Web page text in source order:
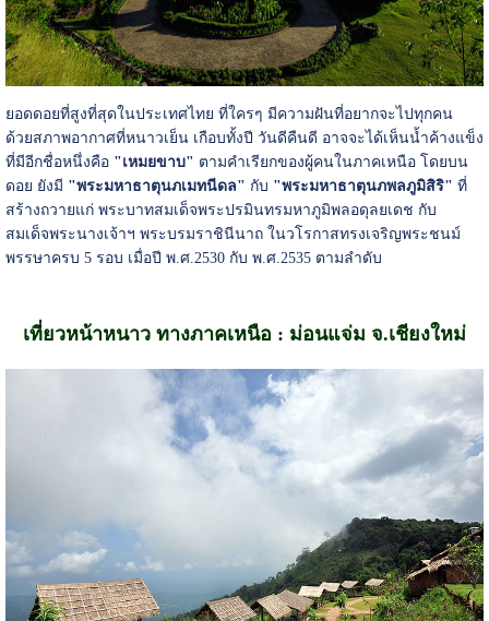
ยอดดอยที่สูงที่สุดในประเทศไทย ที่ใครๆ มีความฝันที่อยากจะไปทุกคน
ด้วยสภาพอากาศที่หนาวเย็น เกือบทั้งปี วันดีคืนดี อาจจะได้เห็นน้ำค้างแข็ง
ที่มีอีกชื่อหนึ่งคือ "เหมยขาบ" ตามคำเรียกของผู้คนในภาคเหนือ โดยบน
ดอย ยังมี "พระมหาธาตุนภเมทนีดล" กับ "พระมหาธาตุนภพลภูมิสิริ" ที่
สร้างถวายแก่ พระบาทสมเด็จพระปรมินทรมหาภูมิพลอดุลยเดช กับ
สมเด็จพระนางเจ้าฯ พระบรมราชินีนาถ ในวโรกาสทรงเจริญพระชนม์
พรรษาครบ 5 รอบ เมื่อปี พ.ศ.2530 กับ พ.ศ.2535 ตามลำดับ
เที่ยวหน้าหนาว ทางภาคเหนือ : ม่อนแจ่ม จ.เชียงใหม่